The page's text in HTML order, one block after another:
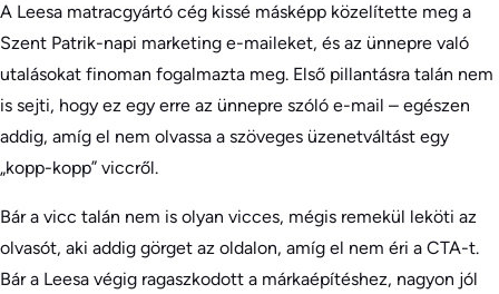
A Leesa matracgyártó cég kissé másképp közelítette meg a
Szent Patrik-napi marketing e-maileket, és az ünnepre való
utalásokat finoman fogalmazta meg. Első pillantásra talán nem
is sejti, hogy ez egy erre az ünnepre szóló e-mail – egészen
addig, amíg el nem olvassa a szöveges üzenetváltást egy
„kopp-kopp” viccről.
Bár a vicc talán nem is olyan vicces, mégis remekül leköti az
olvasót, aki addig görget az oldalon, amíg el nem éri a CTA-t.
Bár a Leesa végig ragaszkodott a márkaépítéshez, nagyon jól